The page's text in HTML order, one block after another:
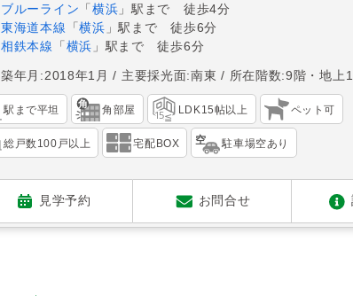
ブルーライン 「 横浜 」駅まで 徒歩4分
東海道本線 「横浜 」駅まで 徒歩6分
相鉄本線
「 横浜 」駅まで 徒歩6分
築年月:2018年1月 主要採光面:南東 所在階数:9階・地上
駅まで平坦 角部屋 LDK15帖以上 ペット可
総戸数100戸以上 宅配BOX 駐車場空あり
見学予約 お問合せ